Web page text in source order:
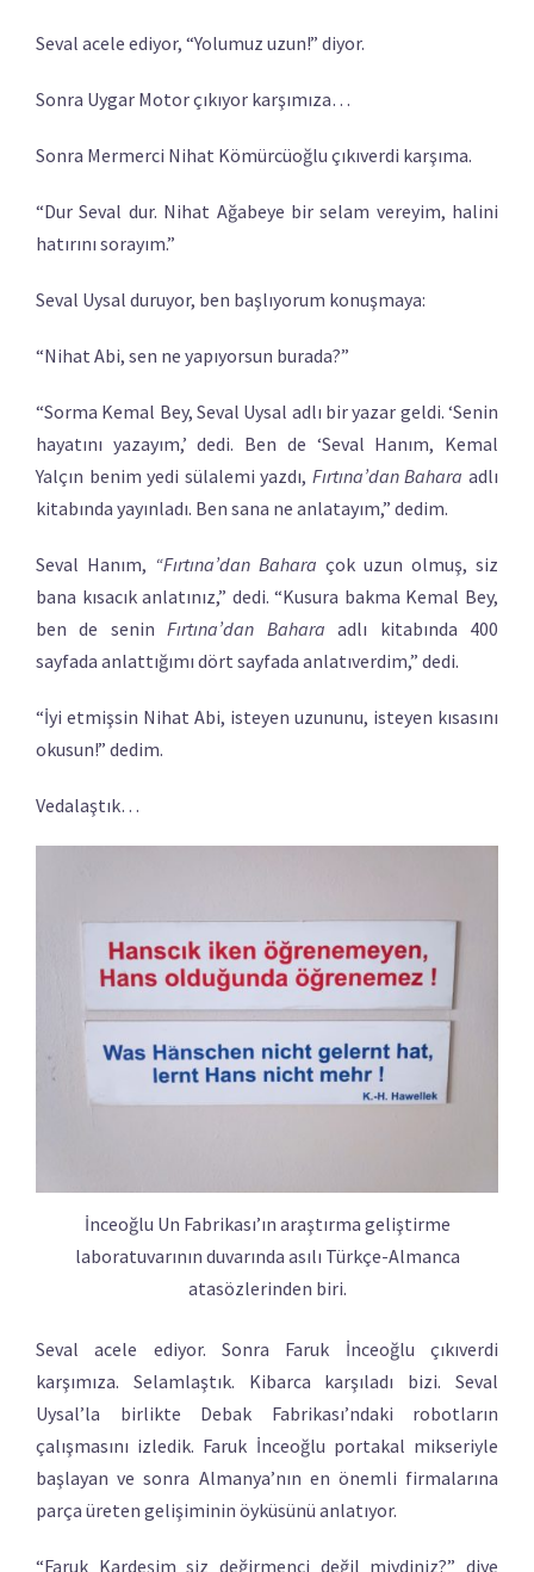
Seval acele ediyor, “Yolumuz uzun!” diyor.
Sonra Uygar Motor çıkıyor karşımıza…
Sonra Mermerci Nihat Kömürcüoğlu çıkıverdi karşıma.
“Dur Seval dur. Nihat Ağabeye bir selam vereyim, halini
hatırını sorayım.”
Seval Uysal duruyor, ben başlıyorum konuşmaya:
“Nihat Abi, sen ne yapıyorsun burada?”
“Sorma Kemal Bey, Seval Uysal adlı bir yazar geldi. ‘Senin
hayatını yazayım,’ dedi. Ben de ‘Seval Hanım, Kemal
Yalçın benim yedi sülalemi yazdı, Fırtına’dan Bahara adlı
kitabında yayınladı. Ben sana ne anlatayım,” dedim.
Seval Hanım, “Fırtına’dan Bahara çok uzun olmuş, siz
bana kısacık anlatınız,” dedi. “Kusura bakma Kemal Bey,
ben de seninFırtına’dan Bahara adlı kitabında 400
sayfada anlattığımı dört sayfada anlatıverdim,” dedi.
“İyi etmişsin Nihat Abi, isteyen uzununu, isteyen kısasını
okusun!” dedim.
Vedalaştık…
İnceoğlu Un Fabrikası’ın araştırma geliştirme
laboratuvarının duvarında asılı Türkçe-Almanca
atasözlerinden biri.
Seval acele ediyor. Sonra Faruk İnceoğlu çıkıverdi
karşımıza. Selamlaştık. Kibarca karşıladı bizi. Seval
Uysal’la birlikte Debak Fabrikası’ndaki robotların
çalışmasını izledik. Faruk İnceoğlu portakal mikseriyle
başlayan ve sonra Almanya’nın en önemli firmalarına
parça üreten gelişiminin öyküsünü anlatıyor.
“Faruk Kardeşim siz değirmenci değil miydiniz?” diye